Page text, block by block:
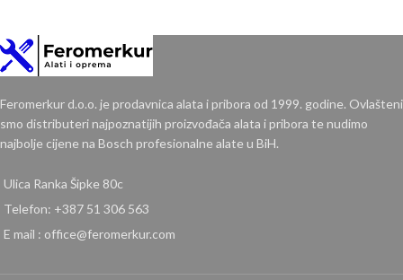
Feromerkur d.o.o. je prodavnica alata i pribora od 1999. godine. Ovlašteni
smo distributeri najpoznatijih proizvođača alata i pribora te nudimo
najbolje cijene na Bosch profesionalne alate u BiH.
Ulica Ranka Šipke 80c
Telefon: +387 51 306 563
E mail : office@feromerkur.com